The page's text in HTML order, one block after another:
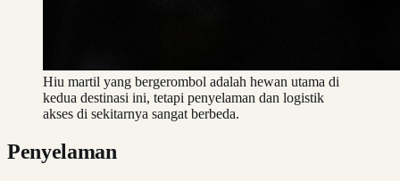
Hiu martil yang bergerombol adalah hewan utama di
kedua destinasi ini, tetapi penyelaman dan logistik
akses di sekitarnya sangat berbeda.
Penyelaman